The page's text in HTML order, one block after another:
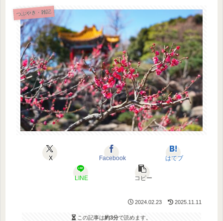
つぶやき・雑記
X Facebook はてブ
LINE コピー
2024.02.23 2025.11.11
この記事は約3分で読めます。